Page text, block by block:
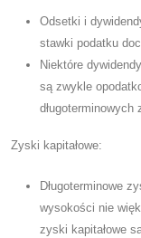
Odsetki i
stawki podatku
Niektóre
są zwykle
długoterminowych
Zyski kapitałowe:
Długoterminowe
wysokości nie
zyski kapitałowe